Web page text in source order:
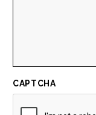
CAPTCHA